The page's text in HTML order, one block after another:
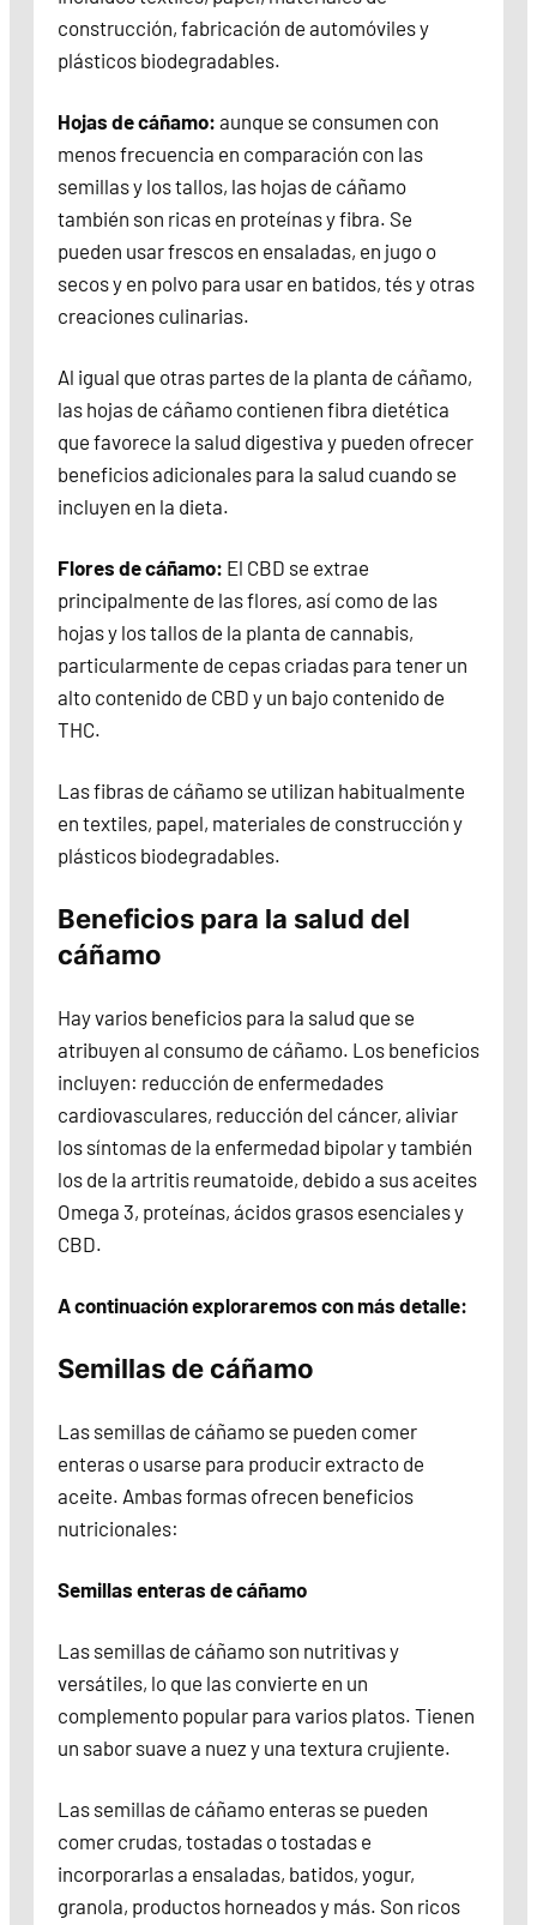
construcción, fabricación de automóviles y
plásticos biodegradables.
Hojas de cáñamo: aunque se consumen con
menos frecuencia en comparación con las
semillas y los tallos, las hojas de cáñamo
también son ricas en proteínas y fibra. Se
pueden usar frescos en ensaladas, en jugo o
secos y en polvo para usar en batidos, tés y otras
creaciones culinarias.
Al igual que otras partes de la planta de cáñamo,
las hojas de cáñamo contienen fibra dietética
que favorece la salud digestiva y pueden ofrecer
beneficios adicionales para la salud cuando se
incluyen en la dieta.
Flores de cáñamo: El CBD se extrae
principalmente de las flores, así como de las
hojas y los tallos de la planta de cannabis,
particularmente de cepas criadas para tener un
alto contenido de CBD y un bajo contenido de
THC.
Las fibras de cáñamo se utilizan habitualmente
en textiles, papel, materiales de construcción y
plásticos biodegradables.
Beneficios para la salud del
cáñamo
Hay varios beneficios para la salud que se
atribuyen al consumo de cáñamo. Los beneficios
incluyen: reducción de enfermedades
cardiovasculares, reducción del cáncer, aliviar
los síntomas de la enfermedad bipolar y también
los de la artritis reumatoide, debido a sus aceites
Omega 3, proteínas, ácidos grasos esenciales y
CBD.
A continuación exploraremos con más detalle:
Semillas de cáñamo
Las semillas de cáñamo se pueden comer
enteras o usarse para producir extracto de
aceite. Ambas formas ofrecen beneficios
nutricionales:
Semillas enteras de cáñamo
Las semillas de cáñamo son nutritivas y
versátiles, lo que las convierte en un
complemento popular para varios platos. Tienen
un sabor suave a nuez y una textura crujiente.
Las semillas de cáñamo enteras se pueden
comer crudas, tostadas o tostadas e
incorporarlas a ensaladas, batidos, yogur,
granola, productos horneados y más. Son ricos